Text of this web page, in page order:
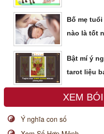
Bố mẹ
nào là tốt
Bật mí ý
tarot liệu
XEM
Ý nghĩa con số